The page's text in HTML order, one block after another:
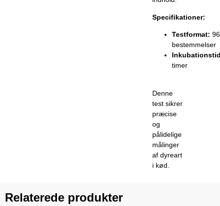
Specifikationer:
Testformat: 96
bestemmelser
timer
Denne
test sikrer
præcise
og
pålidelige
målinger
af dyreart
i kød.
Relaterede produkter